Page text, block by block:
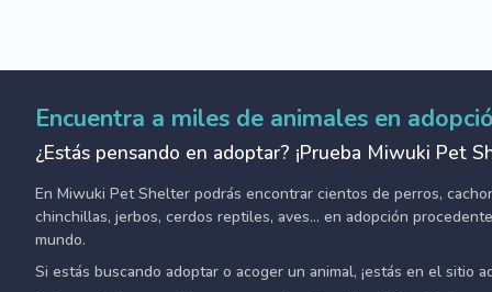
Encuentra a miles de animales en
¿Estás pensando en adoptar? ¡Prueba Miwuki Pet
En Miwuki Pet Shelter podrás encontrar cientos de perros,
chinchillas, jerbos, cerdos reptiles, aves... en adopción
mundo.
Si estás buscando adoptar o acoger un animal, ¡estás en el sitio